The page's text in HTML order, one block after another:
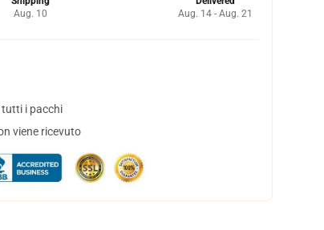
Aug. 10
Aug. 14 - Aug. 21
i pacchi
viene ricevuto